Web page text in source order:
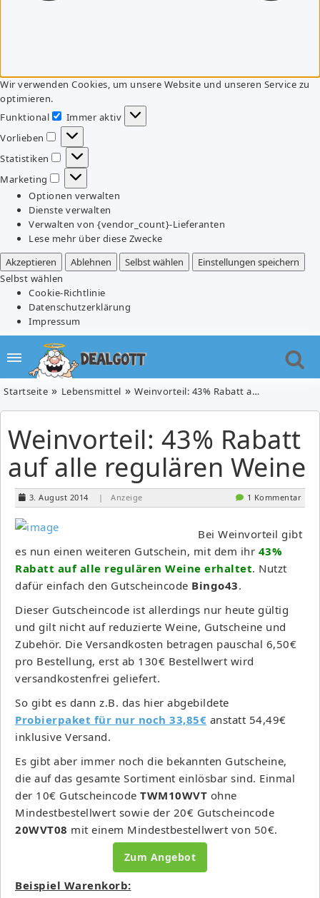
Wir verwenden Cookies, um unsere Website und unseren Service zu
optimieren.
Funktional
Funktional
Immer aktiv
Vorlieben
Vorlieben
Statistiken
Statistiken
Marketing
Marketing
Optionen verwalten
Dienste verwalten
Verwalten von {vendor_count}-Lieferanten
Lese mehr über diese Zwecke
Akzeptieren
Ablehnen Selbst wählen
Einstellungen speichern
Selbst wählen
Cookie-Richtlinie
Datenschutzerklärung
Impressum
Startseite Lebensmittel Weinvorteil: 43% Rabatt auf alle regulären Weine
Weinvorteil: 43% Rabatt
auf alle regulären Weine
3. August 2014 | Anzeige 1 Kommentar
Bei Weinvorteil gibt
es nun einen weiteren Gutschein, mit dem ihr 43%
Rabatt auf alle regulären Weine erhaltet. Nutzt
dafür einfach den Gutscheincode Bingo43.
Dieser Gutscheincode ist allerdings nur heute gültig
und gilt nicht auf reduzierte Weine, Gutscheine und
Zubehör. Die Versandkosten betragen pauschal 6,50€
pro Bestellung, erst ab 130€ Bestellwert wird
versandkostenfrei geliefert.
So gibt es dann z.B. das hier abgebildete
Probierpaket für nur noch 33,85€ anstatt 54,49€
inklusive Versand.
Es gibt aber immer noch die bekannten Gutscheine,
die auf das gesamte Sortiment einlösbar sind. Einmal
der 10€ Gutscheincode TWM10WVT ohne
Mindestbestellwert sowie der 20€ Gutscheincode
20WVT08 mit einem Mindestbestellwert von 50€.
Zum Angebot
Beispiel Warenkorb: